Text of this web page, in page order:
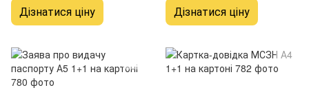
Дізнатися ціну Дізнатися ціну